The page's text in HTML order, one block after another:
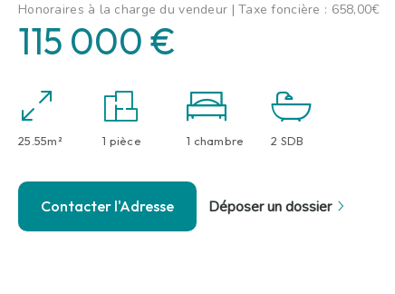
Honoraires à la charge du vendeur | Taxe foncière : 658,00€
115 000 €
25.55m² 1 pièce 1 chambre 2 SDB
Contacter l'Adresse Déposer un dossier